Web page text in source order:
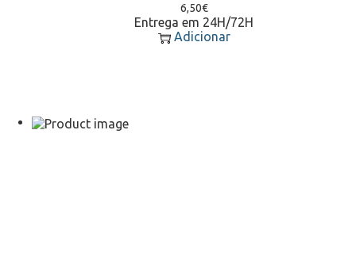
6,50€
Entrega em 24H/72H
Adicionar